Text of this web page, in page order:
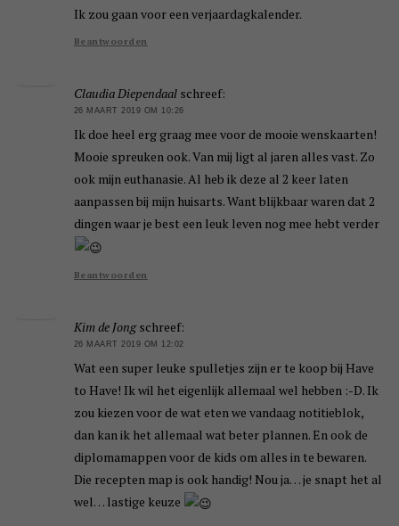
Ik zou gaan voor een verjaardagkalender.
Beantwoorden
Claudia Diependaal schreef:
26 MAART 2019 OM 10:26
Ik doe heel erg graag mee voor de mooie wenskaarten!
Mooie spreuken ook. Van mij ligt al jaren alles vast. Zo
ook mijn euthanasie. Al heb ik deze al 2 keer laten
aanpassen bij mijn huisarts. Want blijkbaar waren dat 2
dingen waar je best een leuk leven nog mee hebt verder
Beantwoorden
Kim de Jong schreef:
26 MAART 2019 OM 12:02
Wat een super leuke spulletjes zijn er te koop bij Have
to Have! Ik wil het eigenlijk allemaal wel hebben :-D. Ik
zou kiezen voor de wat eten we vandaag notitieblok,
dan kan ik het allemaal wat beter plannen. En ook de
diplomamappen voor de kids om alles in te bewaren.
Die recepten map is ook handig! Nou ja… je snapt het al
wel… lastige keuze